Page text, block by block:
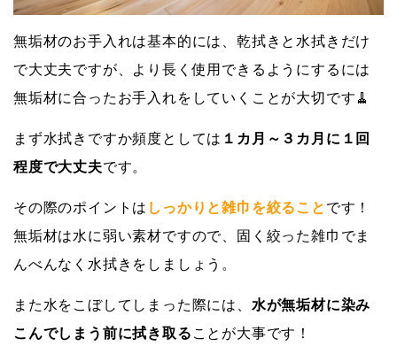
無垢材のお手入れは基本的には、乾拭きと水拭きだけ
で大丈夫ですが、より長く使用できるようにするには
無垢材に合ったお手入れをしていくことが大切です🧹
まず水拭きですか頻度としては １カ月～３カ月に１回
程度で大丈夫です。
その際のポイントは しっかりと雑巾を絞ること です！
無垢材は水に弱い素材ですので、固く絞った雑巾でま
んべんなく水拭きをしましょう。
また水をこぼしてしまった際には、 水が無垢材に染み
こんでしまう前に拭き取る ことが大事です！